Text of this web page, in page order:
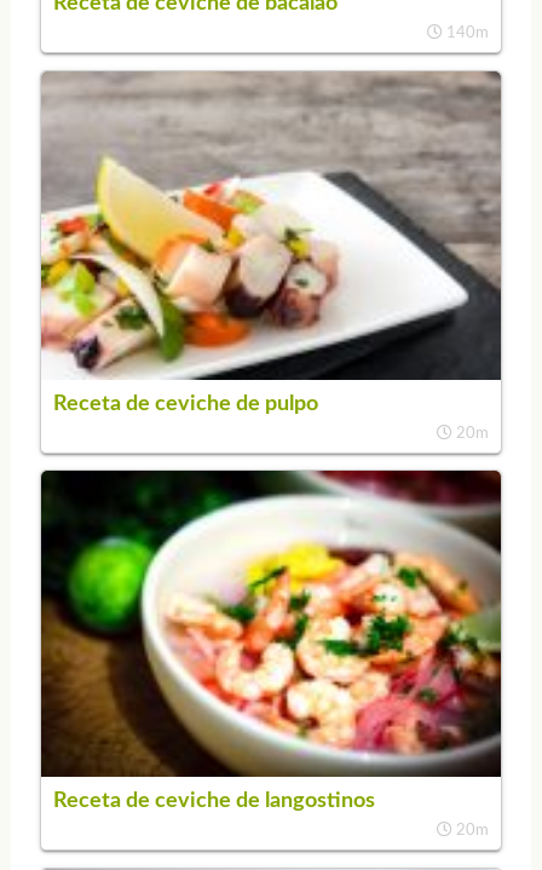
140m
Receta de ceviche de pulpo
20m
Receta de ceviche de langostinos
20m